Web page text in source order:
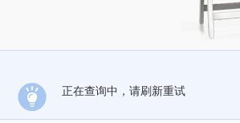
正在查询中，请刷新重试